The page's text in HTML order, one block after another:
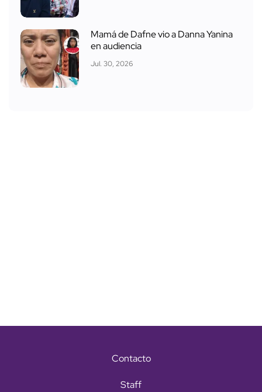
Mamá de Dafne vio a Danna Yanina
en audiencia
Jul. 30, 2026
Contacto
Staff